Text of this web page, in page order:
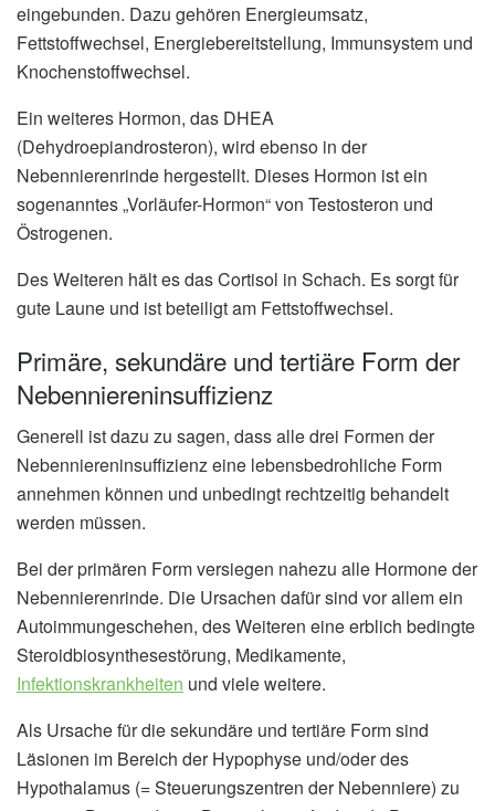
eingebunden. Dazu gehören Energieumsatz,
Fettstoffwechsel, Energiebereitstellung, Immunsystem und
Knochenstoffwechsel.
Ein weiteres Hormon, das DHEA
(Dehydroepiandrosteron), wird ebenso in der
Nebennierenrinde hergestellt. Dieses Hormon ist ein
sogenanntes „Vorläufer-Hormon“ von Testosteron und
Östrogenen.
Des Weiteren hält es das Cortisol in Schach. Es sorgt für
gute Laune und ist beteiligt am Fettstoffwechsel.
Primäre, sekundäre und tertiäre Form der
Nebenniereninsuffizienz
Generell ist dazu zu sagen, dass alle drei Formen der
Nebenniereninsuffizienz eine lebensbedrohliche Form
annehmen können und unbedingt rechtzeitig behandelt
werden müssen.
Bei der primären Form versiegen nahezu alle Hormone der
Nebennierenrinde. Die Ursachen dafür sind vor allem ein
Autoimmungeschehen, des Weiteren eine erblich bedingte
Steroidbiosynthesestörung, Medikamente,
Infektionskrankheiten und viele weitere.
Als Ursache für die sekundäre und tertiäre Form sind
Läsionen im Bereich der Hypophyse und/oder des
Hypothalamus (= Steuerungszentren der Nebenniere) zu